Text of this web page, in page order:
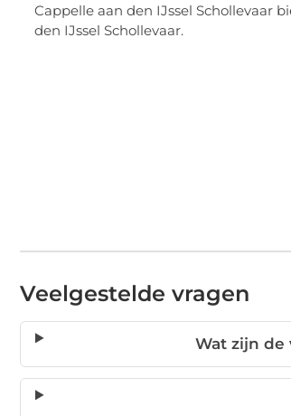
Cappelle aan den IJssel Schollevaar
den IJssel Schollevaar.
Veelgestelde vragen
Wat zijn de